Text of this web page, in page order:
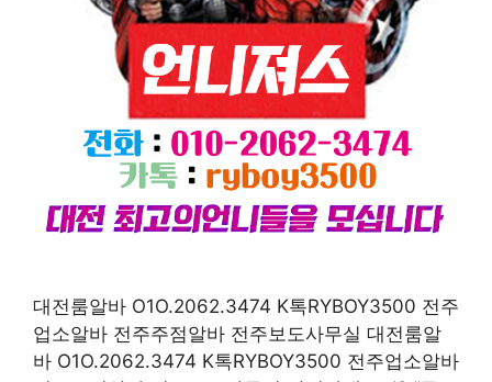
대전룸알바 O1O.2062.3474 K톡RYBOY3500 전주
업소알바 전주주점알바 전주보도사무실 대전룸알
바 O1O.2062.3474 K톡RYBOY3500 전주업소알바